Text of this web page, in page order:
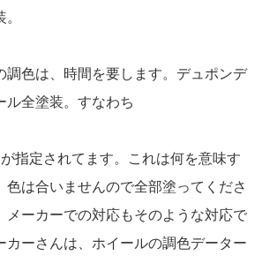
調色は、時間を要します。デュポンデ
ル全塗装。すなわち
指定されてます。これは何を意味す
色は合いませんので全部塗ってくださ
メーカーでの対応もそのような対応で
カーさんは、ホイールの調色データー